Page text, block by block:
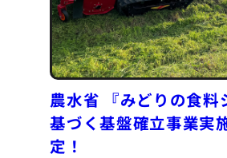
農水省 『みどりの食料
基づく基盤確立事業実
定！